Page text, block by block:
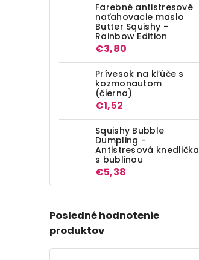
Farebné antistresové
naťahovacie maslo
Butter Squishy –
Rainbow Edition
€3,80
Prívesok na kľúče s
kozmonautom
(čierna)
€1,52
Squishy Bubble
Dumpling -
Antistresová knedlička
s bublinou
€5,38
Posledné hodnotenie
produktov
od€3,80
Obojok pre psy odpudzujúce
kliešte a blchy na báze prírodných